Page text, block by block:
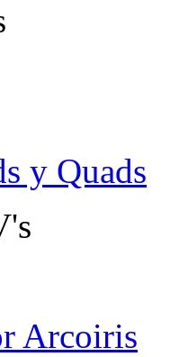
y Quads
Arcoiris